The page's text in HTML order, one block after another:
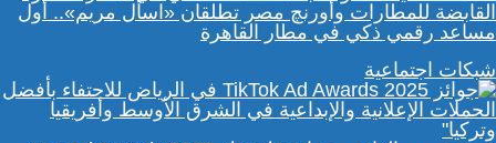
القابضة للمطارات وأورنچ مصر تطلقان «اسأل مريم».. أول
مساعد رقمي ذكي في مطار القاهرة
شبكات اجتماعية